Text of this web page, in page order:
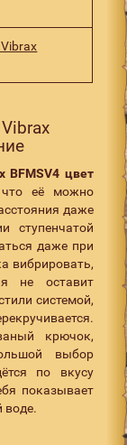
BFMSV4 цвет
её можно
даже
ступенчатой
даже при
вибрировать,
не оставит
системой,
крючок,
выбор
по вкусу
показывает
воде.